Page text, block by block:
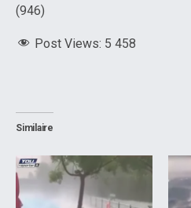
(946)
Post Views: 5 458
Similaire